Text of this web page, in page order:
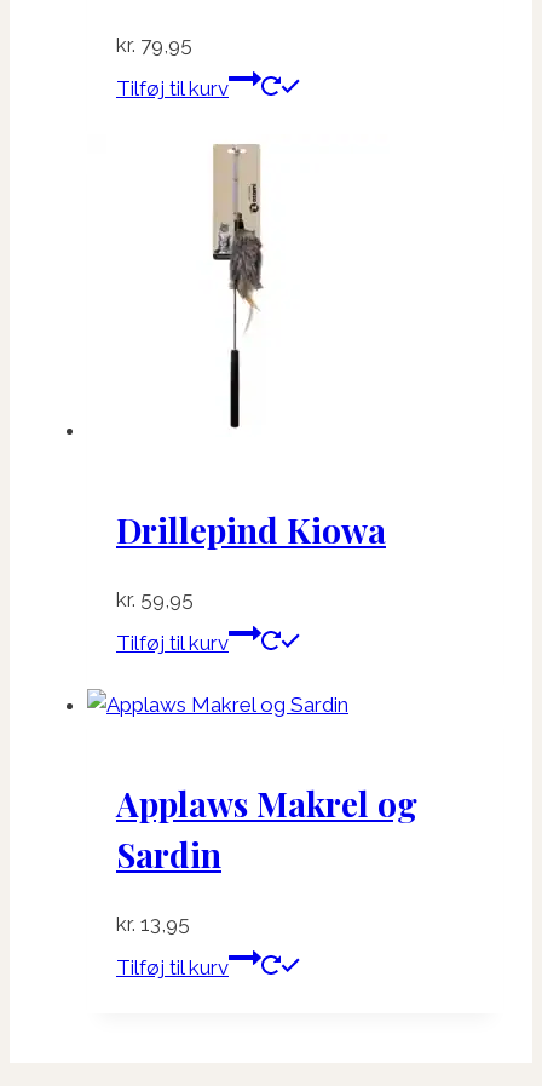
kr. 79,95
Tilføj til kurv
Drillepind Kiowa
kr. 59,95
Tilføj til kurv
Applaws Makrel og
Sardin
kr. 13,95
Tilføj til kurv